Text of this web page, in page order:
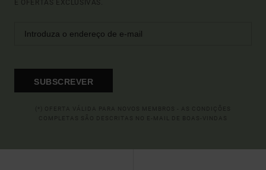
E OFERTAS EXCLUSIVAS.
SUBSCREVER